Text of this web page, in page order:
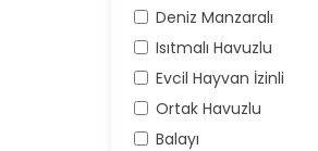
Deniz Manzaralı
Isıtmalı Havuzlu
Evcil Hayvan İzinli
Ortak Havuzlu
Balayı